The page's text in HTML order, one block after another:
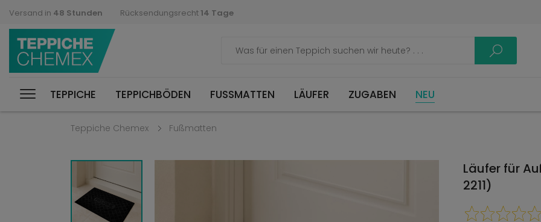
Versand in 48 Stunden Rücksendungsrecht 14 Tage
TEPPICHE TEPPICHBÖDEN FUSSMATTEN LÄUFER ZUGABEN NEU
Teppiche Chemex Fußmatten
Läufer für
2211)